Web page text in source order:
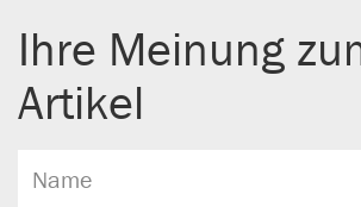
Ihre Meinung
Artikel